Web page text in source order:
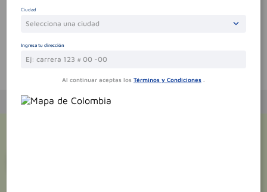
Sin comentarios.
Ciudad
Selecciona una ciudad
Ingresa tu dirección
Al continuar aceptas los Términos y Condiciones .